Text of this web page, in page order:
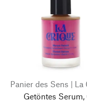
Getöntes Serum,